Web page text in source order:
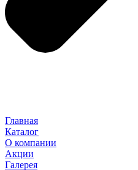
Главная
Каталог
О компании
Акции
Галерея